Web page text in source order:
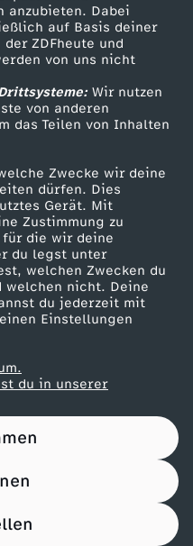
anzubieten. Dabei
auf Basis deiner
ZDFheute und
von uns nicht
Wir nutzen
von anderen
das Teilen von Inhalten
Zwecke wir deine
dürfen. Dies
Gerät. Mit
Zustimmung zu
die wir deine
du legst unter
welchen Zwecken du
welchen nicht. Deine
du jederzeit mit
Einstellungen
du in unserer
Metafune
Rote Bete
Crostini
Wedges